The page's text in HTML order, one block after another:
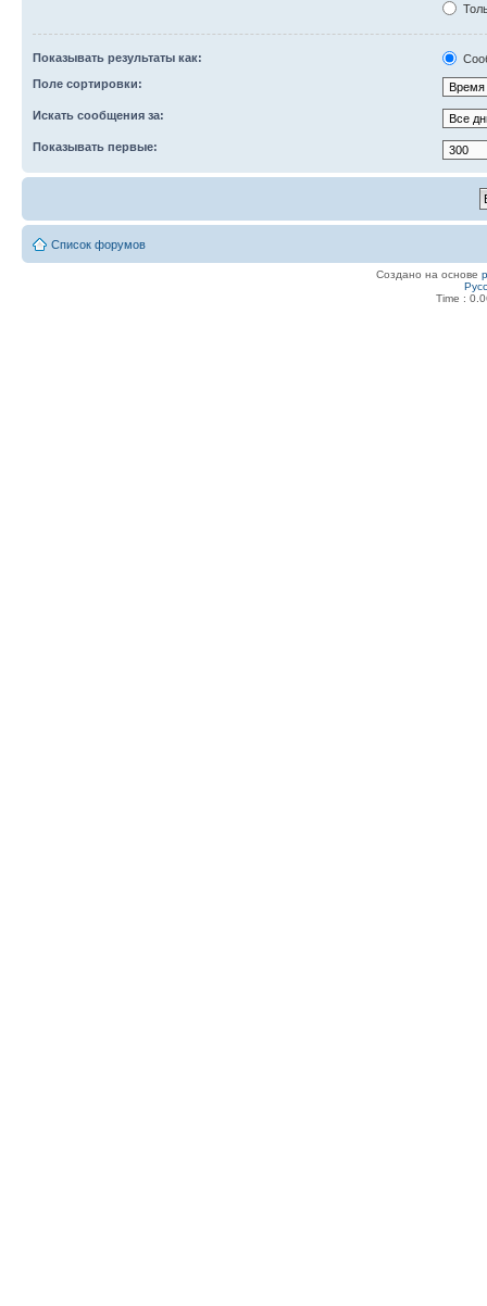
Показывать результаты как:
Поле сортировки:
Искать сообщения за:
Показывать первые:
Список форумов
Создано на основе
Time :